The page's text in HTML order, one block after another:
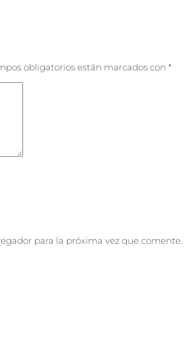
obligatorios están marcados con *
para la próxima vez que comente.